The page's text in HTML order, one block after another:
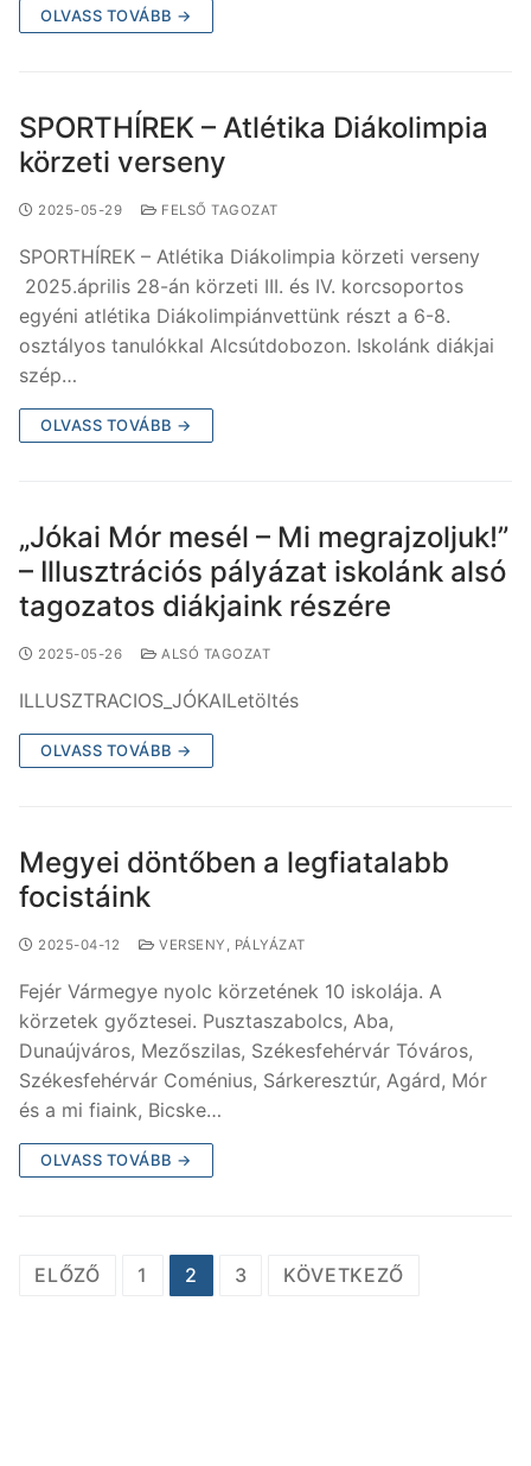
OLVASS TOVÁBB →
SPORTHÍREK – Atlétika Diákolimpia
körzeti verseny
2025-05-29 FELSŐ TAGOZAT
SPORTHÍREK – Atlétika Diákolimpia körzeti verseny
2025.április 28-án körzeti III. és IV. korcsoportos
egyéni atlétika Diákolimpiánvettünk részt a 6-8.
osztályos tanulókkal Alcsútdobozon. Iskolánk diákjai
szép…
OLVASS TOVÁBB →
„Jókai Mór mesél – Mi megrajzoljuk!”
– Illusztrációs pályázat iskolánk alsó
tagozatos diákjaink részére
2025-05-26 ALSÓ TAGOZAT
ILLUSZTRACIOS_JÓKAILetöltés
OLVASS TOVÁBB →
Megyei döntőben a legfiatalabb
focistáink
2025-04-12 VERSENY, PÁLYÁZAT
Fejér Vármegye nyolc körzetének 10 iskolája. A
körzetek győztesei. Pusztaszabolcs, Aba,
Dunaújváros, Mezőszilas, Székesfehérvár Tóváros,
Székesfehérvár Coménius, Sárkeresztúr, Agárd, Mór
és a mi fiaink, Bicske…
OLVASS TOVÁBB →
ELŐZŐ 1 2 3 KÖVETKEZŐ